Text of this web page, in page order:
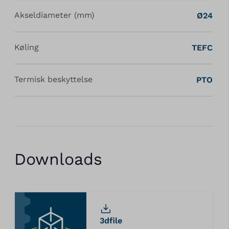
Akseldiameter (mm) Ø24
Køling TEFC
Termisk beskyttelse PTO
Downloads
3dfile